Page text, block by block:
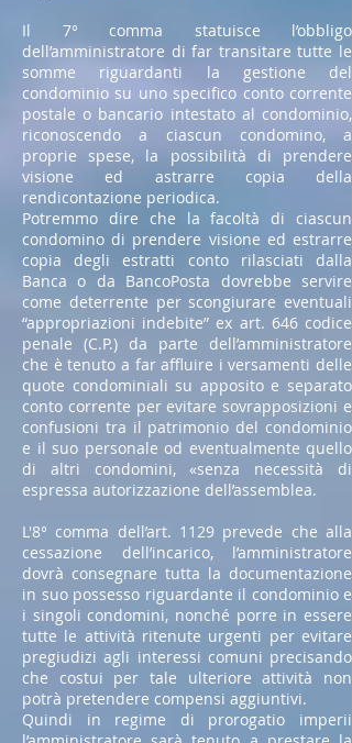
Il 7° comma statuisce l’obbligo
dell’amministratore di far transitare tutte le
somme riguardanti la gestione del
condominio su uno specifico conto corrente
postale o bancario intestato al condominio,
riconoscendo a ciascun condomino, a
proprie spese, la possibilità di prendere
visione ed astrarre copia della
rendicontazione periodica.
Potremmo dire che la facoltà di ciascun
condomino di prendere visione ed estrarre
copia degli estratti conto rilasciati dalla
Banca o da BancoPosta dovrebbe servire
come deterrente per scongiurare eventuali
“appropriazioni indebite” ex art. 646 codice
penale (C.P.) da parte dell’amministratore
che è tenuto a far affluire i versamenti delle
quote condominiali su apposito e separato
conto corrente per evitare sovrapposizioni e
confusioni tra il patrimonio del condominio
e il suo personale od eventualmente quello
di altri condomini, «senza necessità di
espressa autorizzazione dell’assemblea.
L'8° comma dell’art. 1129 prevede che alla
cessazione dell’incarico, l’amministratore
dovrà consegnare tutta la documentazione
in suo possesso riguardante il condominio e
i singoli condomini, nonché porre in essere
tutte le attività ritenute urgenti per evitare
pregiudizi agli interessi comuni precisando
che costui per tale ulteriore attività non
potrà pretendere compensi aggiuntivi.
Quindi in regime di prorogatio imperii